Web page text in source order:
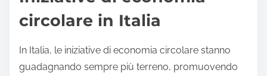
circolare in Italia
In Italia, le iniziative di economia circolare stanno
guadagnando sempre più terreno, promuovendo